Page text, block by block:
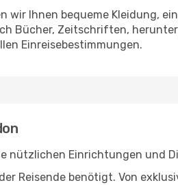
Ihnen bequeme Kleidung,
Bücher, Zeitschriften,
Einreisebestimmungen.
nützlichen Einrichtungen und
Reisende benötigt. Von